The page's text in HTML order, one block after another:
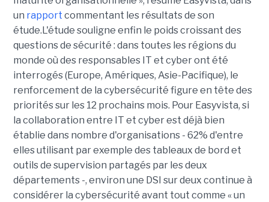
un rapport commentant les résultats de son
étude.L'étude souligne enfin le poids croissant des
questions de sécurité : dans toutes les régions du
monde où des responsables IT et cyber ont été
interrogés (Europe, Amériques, Asie-Pacifique), le
renforcement de la cybersécurité figure en tête des
priorités sur les 12 prochains mois. Pour Easyvista, si
la collaboration entre IT et cyber est déjà bien
établie dans nombre d'organisations - 62% d'entre
elles utilisant par exemple des tableaux de bord et
outils de supervision partagés par les deux
départements -, environ une DSI sur deux continue à
considérer la cybersécurité avant tout comme « un